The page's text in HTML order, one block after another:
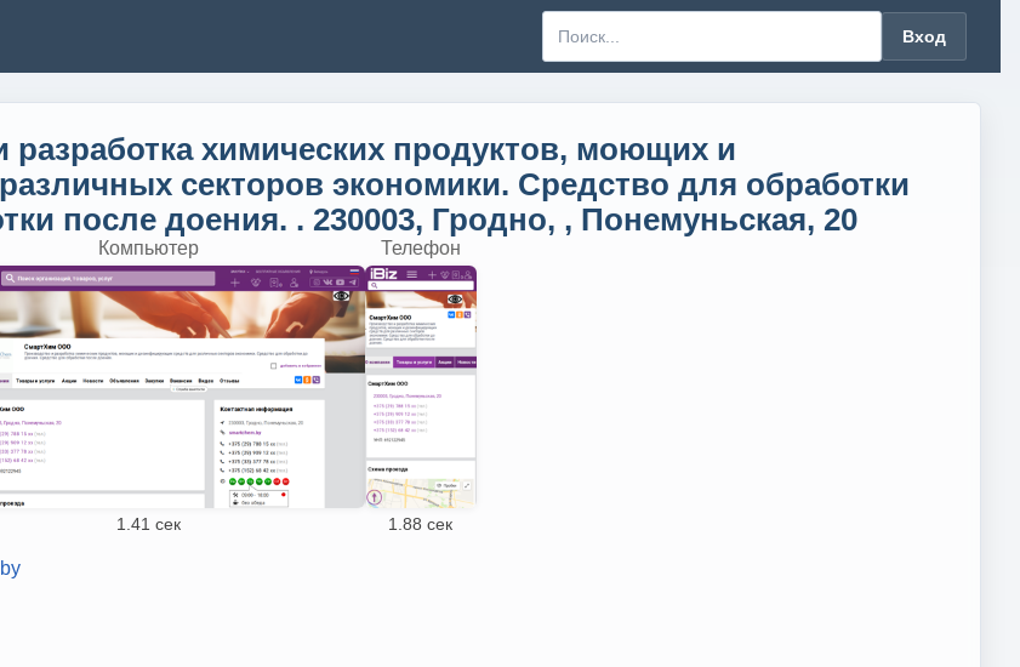
Вход
химических продуктов, моющих и
секторов экономики. Средство для обработки
после доения. . 230003, Гродно, , Понемуньская, 20
Компьютер
1.41 сек
Телефон
1.88 сек